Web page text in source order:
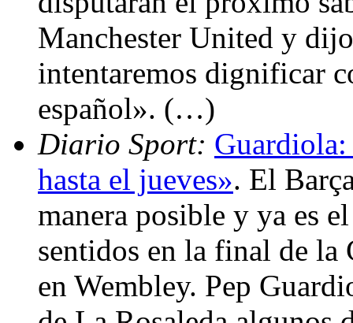
Manchester United y
intentaremos dignificar
español». (…)
Diario Sport:
hasta el jueves». El
manera posible y ya es
sentidos en la final de la
en Wembley. Pep